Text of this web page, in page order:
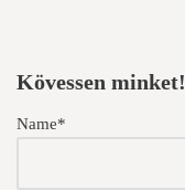
Kövessen minket!
Name*